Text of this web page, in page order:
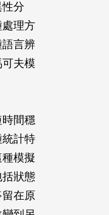
分
理方
言辨
夫模
間穩
計特
模擬
狀態
在原